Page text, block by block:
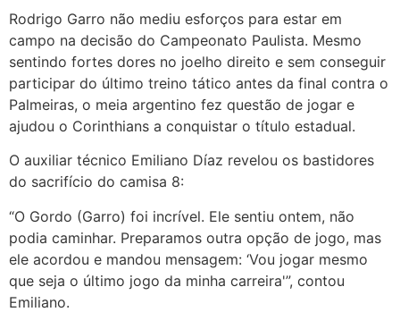
Rodrigo Garro não mediu esforços para estar em
campo na decisão do Campeonato Paulista. Mesmo
sentindo fortes dores no joelho direito e sem conseguir
participar do último treino tático antes da final contra o
Palmeiras, o meia argentino fez questão de jogar e
ajudou o Corinthians a conquistar o título estadual.
O auxiliar técnico Emiliano Díaz revelou os bastidores
do sacrifício do camisa 8:
“O Gordo (Garro) foi incrível. Ele sentiu ontem, não
podia caminhar. Preparamos outra opção de jogo, mas
ele acordou e mandou mensagem: ‘Vou jogar mesmo
que seja o último jogo da minha carreira'”, contou
Emiliano.